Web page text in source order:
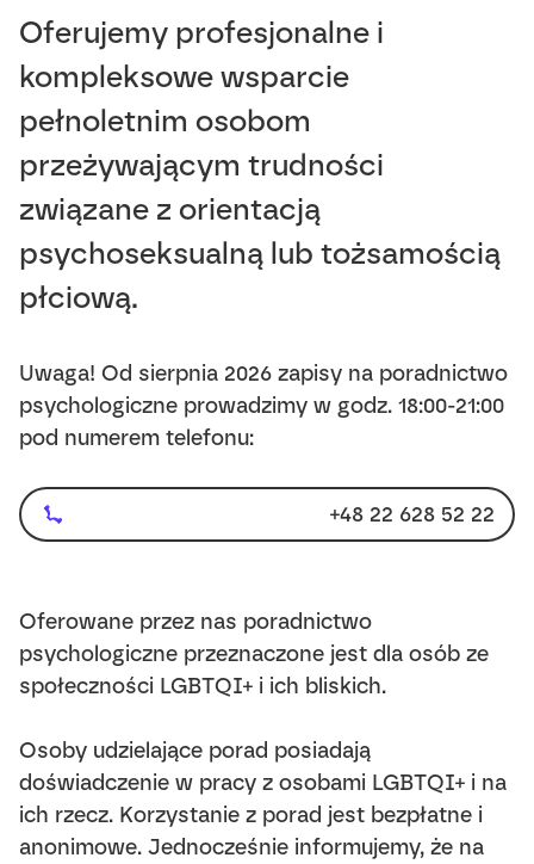
Oferujemy profesjonalne i
kompleksowe wsparcie
pełnoletnim osobom
przeżywającym trudności
związane z orientacją
psychoseksualną lub tożsamością
płciową.
Uwaga! Od sierpnia 2026 zapisy na poradnictwo
psychologiczne prowadzimy w godz. 18:00-21:00
pod numerem telefonu:
+48 22 628 52 22
Oferowane przez nas poradnictwo
psychologiczne przeznaczone jest dla osób ze
społeczności LGBTQI+ i ich bliskich.
Osoby udzielające porad posiadają
doświadczenie w pracy z osobami LGBTQI+ i na
ich rzecz. Korzystanie z porad jest bezpłatne i
anonimowe. Jednocześnie informujemy, że na